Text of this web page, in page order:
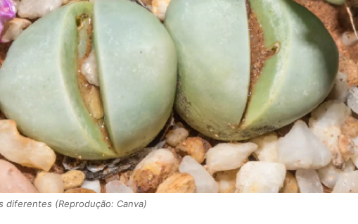
diferentes (Reprodução: Canva)